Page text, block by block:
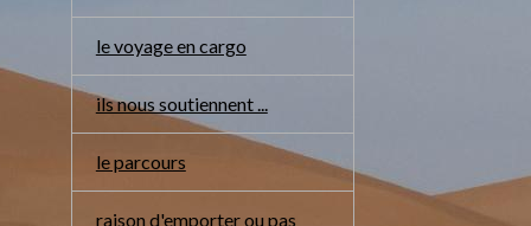
le voyage en cargo
ils nous soutiennent ...
le parcours
raison d'emporter ou pas